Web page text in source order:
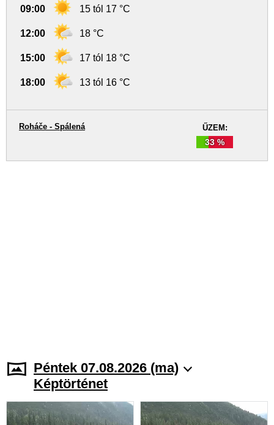
09:00 15 tól 17 °C
12:00 18 °C
15:00 17 tól 18 °C
18:00 13 tól 16 °C
ŰZEM:
33 %
Roháče - Spálená
Péntek 07.08.2026 (ma)
Képtörténet